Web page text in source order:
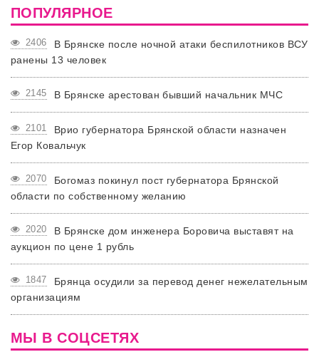
ПОПУЛЯРНОЕ
2406
В Брянске после ночной атаки беспилотников ВСУ
ранены 13 человек
2145 В Брянске арестован бывший начальник МЧС
2101
Врио губернатора Брянской области назначен
Егор Ковальчук
2070
Богомаз покинул пост губернатора Брянской
области по собственному желанию
2020
В Брянске дом инженера Боровича выставят на
аукцион по цене 1 рубль
1847
Брянца осудили за перевод денег нежелательным
организациям
МЫ В СОЦСЕТЯХ